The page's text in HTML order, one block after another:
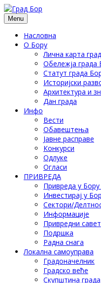
Menu
Насловна
О Бору
Лична карта
Обележја града
Статут града
Историјски
Архитектура и
Дан града
Инфо
Вести
Обавештења
Јавне расправе
Конкурси
Одлуке
Огласи
ПРИВРЕДА
Привреда у
Инвестирај у Бор
Сектори/
Информације
Привредни савет
Подршка
Радна снага
Локална самоуправа
Градоначелник
Градско веће
Скупштина града